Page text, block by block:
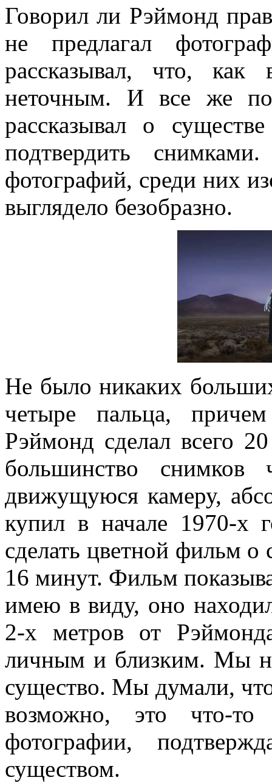
Говорил ли Рэймонд
не предлагал
рассказывал, что, как
неточным. И все же
рассказывал о
подтвердить
фотографий, среди них
выглядело безобразно.
Не было никаких
четыре пальца,
Рэймонд сделал всего
большинство
движущуюся камеру,
купил в начале 1970-х
сделать цветной фильм
16 минут. Фильм
имею в виду, оно
2-х метров от
личным и близким. Мы
существо. Мы думали,
возможно, это что-
фотографии,
существом.